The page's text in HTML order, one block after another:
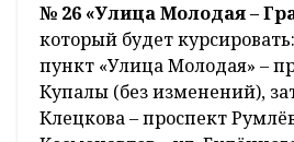
№ 26 «Улица Молодая –
который будет
пункт «Улица Молодая» –
Купалы (без изменений),
Клецкова – проспект